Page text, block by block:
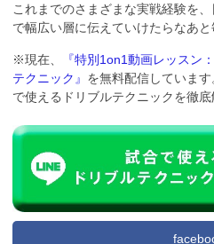
これまでのさまざまな実戦経験を
で幅広い層に伝えていけたらなあと
※現在、
『特別1on1動画レッスン
テクニック』 を無料配信していま
で使えるドリブルテクニックを徹